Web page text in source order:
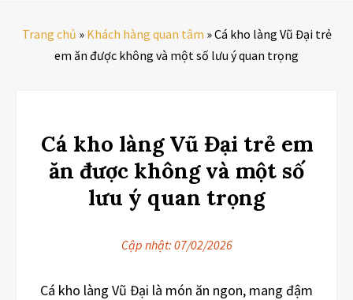
Trang chủ » Khách hàng quan tâm »Cá kho làng Vũ Đại trẻ
em ăn được không và một số lưu ý quan trọng
Cá kho làng Vũ Đại trẻ em
ăn được không và một số
lưu ý quan trọng
Cập nhật: 07/02/2026
Cá kho làng Vũ Đại là món ăn ngon, mang đậm